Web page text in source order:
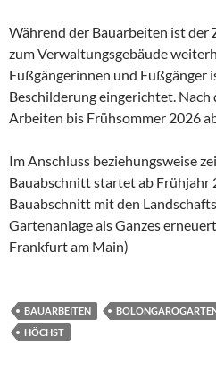
Während der Bauarbeiten ist der
zum Verwaltungsgebäude
Fußgängerinnen und Fußgänger
Beschilderung eingerichtet.
Arbeiten bis Frühsommer 2026
Im Anschluss beziehungsweise
Bauabschnitt startet ab
Bauabschnitt mit den
Gartenanlage als Ganzes
Frankfurt am Main)
BAUARBEITEN
HÖCHST